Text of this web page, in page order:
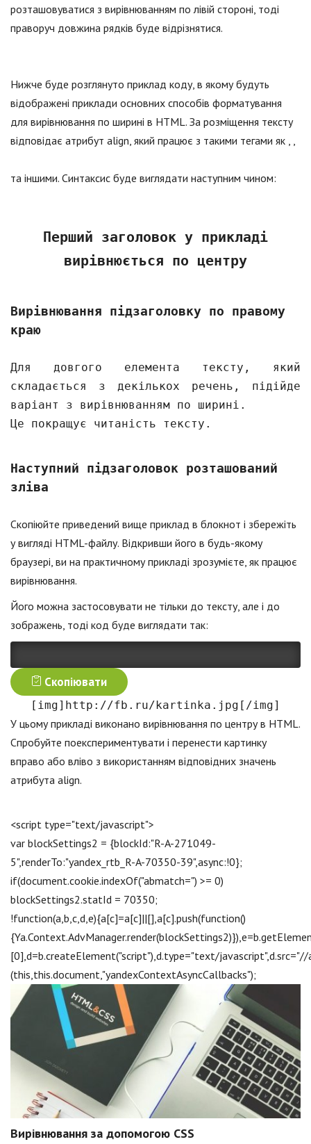
розташовуватися з вирівнюванням по лівій стороні, тоді
праворуч довжина рядків буде відрізнятися.
Нижче буде розглянуто приклад коду, в якому будуть
відображені приклади основних способів форматування
для вирівнювання по ширині в HTML. За розміщення тексту
відповідає атрибут align, який працює з такими тегами як , ,
та іншими. Синтаксис буде виглядати наступним чином:
Перший заголовок у прикладі
вирівнюється по центру
Вирівнювання підзаголовку по правому
краю
Для довгого елемента тексту, який
складається з декількох речень, підійде
варіант з вирівнюванням по ширині.
Це покращує читаність тексту.
Наступний підзаголовок розташований
зліва
Скопіюйте приведений вище приклад в блокнот і збережіть
у вигляді HTML-файлу. Відкривши його в будь-якому
браузері, ви на практичному прикладі зрозумієте, як працює
вирівнювання.
Його можна застосовувати не тільки до тексту, але і до
зображень, тоді код буде виглядати так:
Скопіювати
[img]http://fb.ru/kartinka.jpg[/img]
У цьому прикладі виконано вирівнювання по центру в HTML.
Спробуйте поекспериментувати і перенести картинку
вправо або вліво з використанням відповідних значень
атрибута align.
<script type="text/jаvascript">
var blockSettings2 = {blockId:"R-A-271049-
5",renderTo:"yandex_rtb_R-A-70350-39",async:!0};
if(document.cookie.indexOf("abmatch=") >= 0)
blockSettings2.statId = 70350;
!function(a,b,c,d,e){a[c]=a[c]||[],a[c].push(function()
[0],d=b.createElement("script"),d.type="text/
(this,this.document,"yandexContextAsyncCallbacks");
Вирівнювання за допомогою CSS